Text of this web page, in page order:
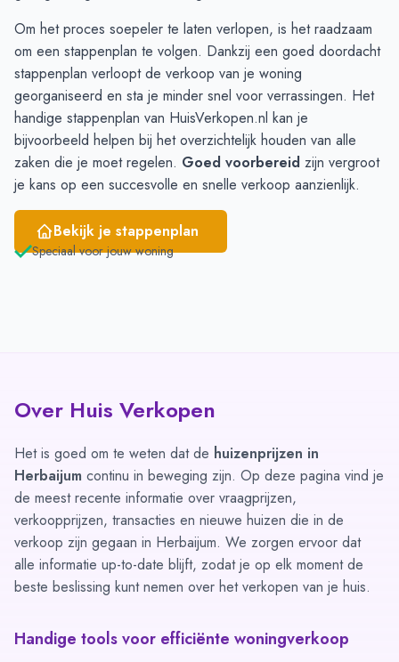
Juni
- 1
Om het proces soepeler te laten verlopen, is het raadzaam
om een stappenplan te volgen. Dankzij een goed doordacht
stappenplan verloopt de verkoop van je woning
georganiseerd en sta je minder snel voor verrassingen. Het
handige stappenplan van HuisVerkopen.nl kan je
bijvoorbeeld helpen bij het overzichtelijk houden van alle
zaken die je moet regelen. Goed voorbereid zijn vergroot
je kans op een succesvolle en snelle verkoop aanzienlijk.
Bekijk je stappenplan
Speciaal voor jouw woning
Over Huis Verkopen
Het is goed om te weten dat de huizenprijzen in
Herbaijum continu in beweging zijn. Op deze pagina vind je
de meest recente informatie over vraagprijzen,
verkoopprijzen, transacties en nieuwe huizen die in de
verkoop zijn gegaan in Herbaijum. We zorgen ervoor dat
alle informatie up-to-date blijft, zodat je op elk moment de
beste beslissing kunt nemen over het verkopen van je huis.
Handige tools voor efficiënte woningverkoop